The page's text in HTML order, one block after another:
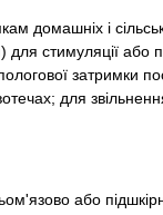
домашніх і
стимуляції або
затримки
для
або